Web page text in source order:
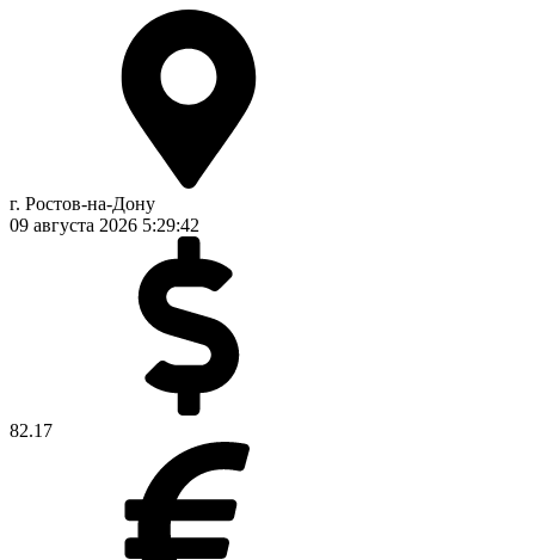
г. Ростов-на-Дону
09 августа 2026 5:29:43
82.17